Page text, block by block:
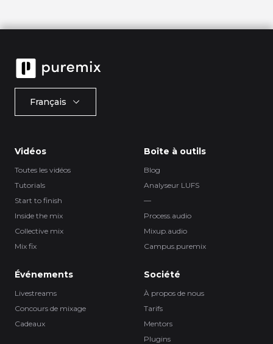
Français
Vidéos
Toutes les vidéos
Tutorials
Start to finish
Inside the mix
Collective mix
Mix fix
Boîte à outils
Blog
Analyseur LUFS
—
Process.audio
Mixup.audio
Campus.puremix
Événements
Livestreams
Concours de mixage
Cadeaux
Société
À propos de nous
Tarifs
Mentors
Plugins